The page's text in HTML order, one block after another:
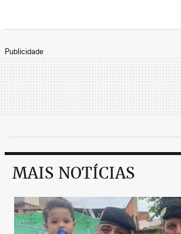
Publicidade
MAIS NOTÍCIAS